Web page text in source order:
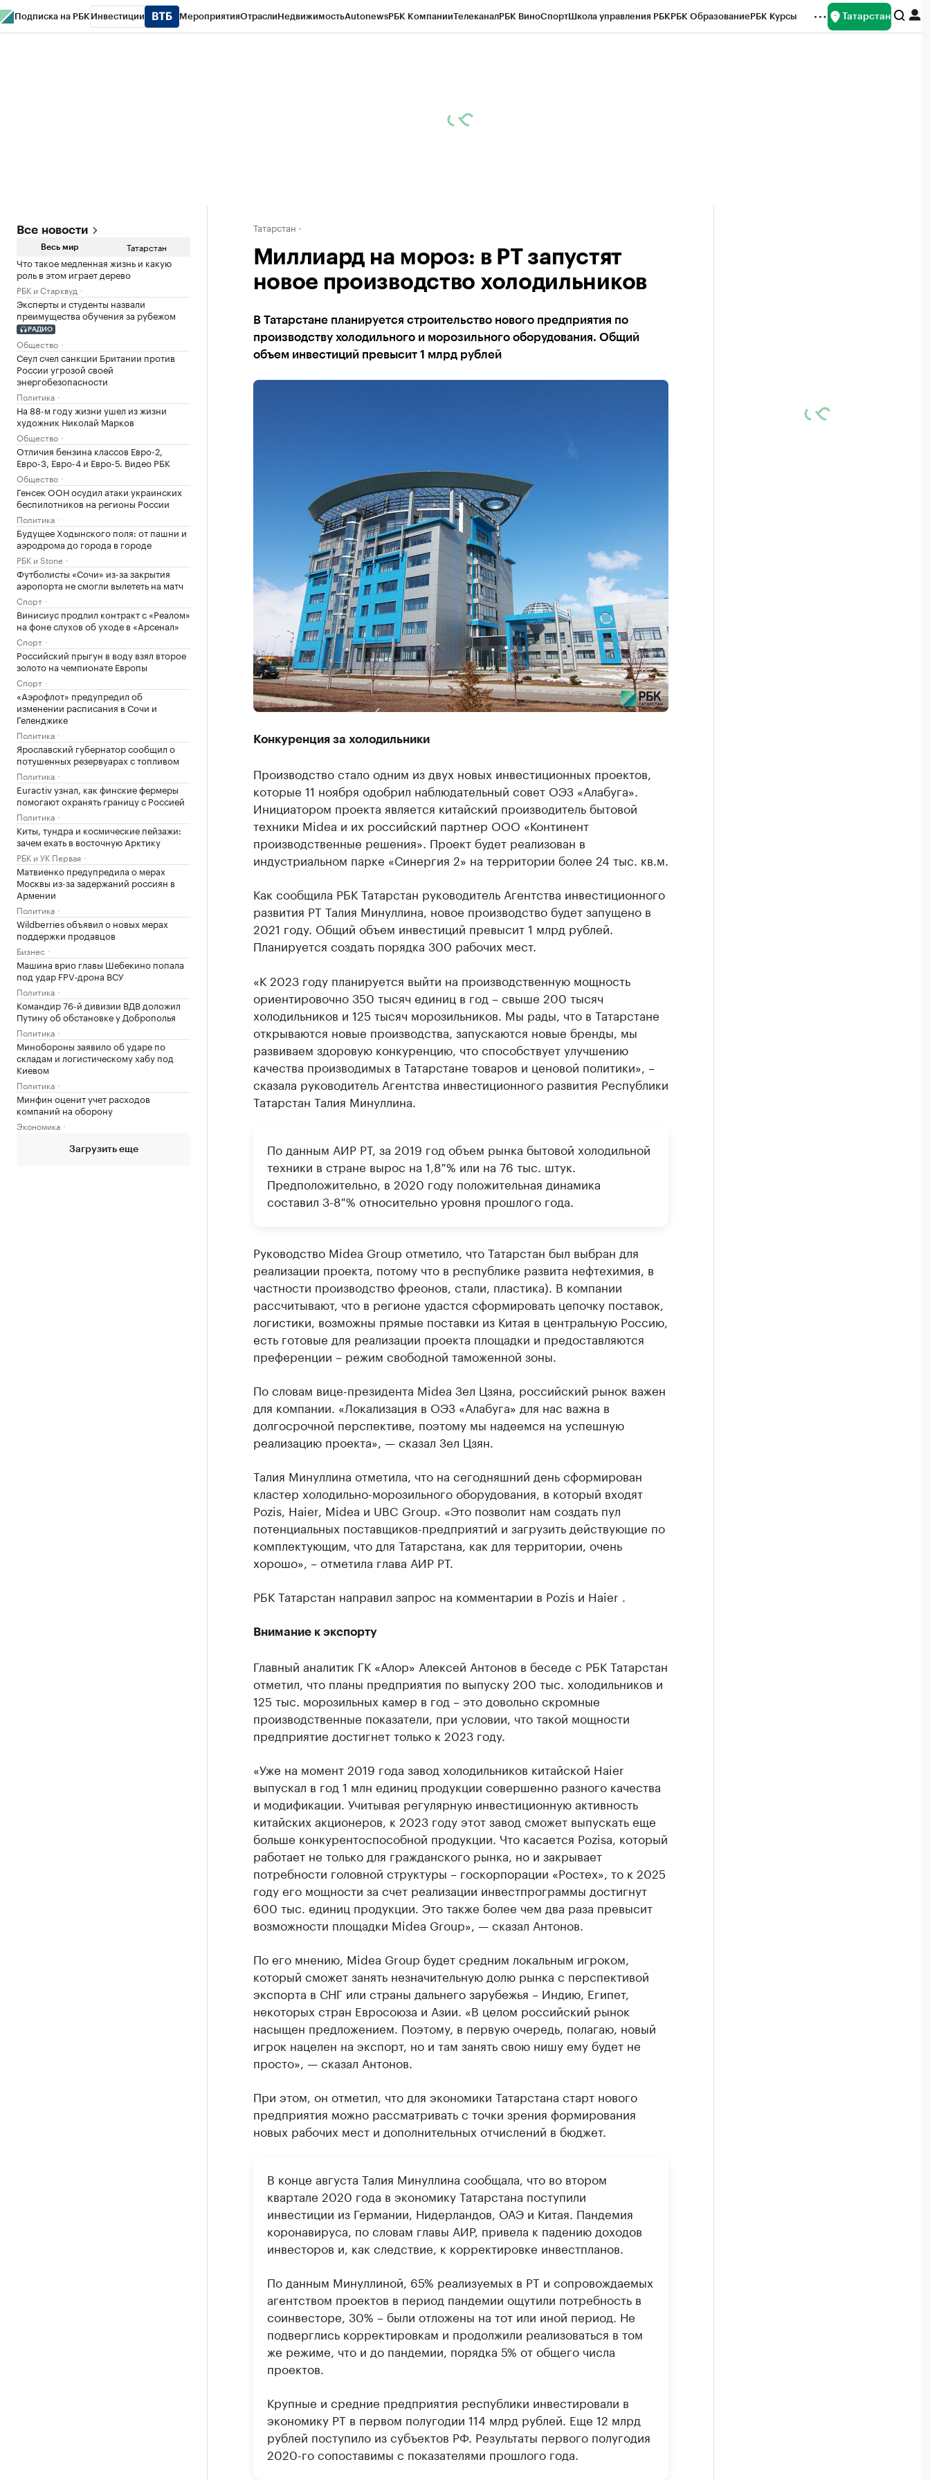
Подписка на РБК Инвестиции МероприятияОтраслиНедвижимостьAutonewsРБК КомпанииТелеканалРБК ВиноСпортШкола управления РБКРБК ОбразованиеРБК Курсы Татарстан
Все новости
Весь мир Татарстан
Что такое медленная жизнь и какую
роль в этом играет дерево
РБК и Старквуд
Эксперты и студенты назвали
преимущества обучения за рубежом
РАДИО
Общество
Сеул счел санкции Британии против
России угрозой своей
энергобезопасности
Политика
На 88-м году жизни ушел из жизни
художник Николай Марков
Общество
Отличия бензина классов Евро-2,
Евро-3, Евро-4 и Евро-5. Видео РБК
Общество
Генсек ООН осудил атаки украинских
беспилотников на регионы России
Политика
Будущее Ходынского поля: от пашни и
аэродрома до города в городе
РБК и Stone
Футболисты «Сочи» из-за закрытия
аэропорта не смогли вылететь на матч
Спорт
Винисиус продлил контракт с «Реалом»
на фоне слухов об уходе в «Арсенал»
Спорт
Российский прыгун в воду взял второе
золото на чемпионате Европы
Спорт
«Аэрофлот» предупредил об
изменении расписания в Сочи и
Геленджике
Политика
Ярославский губернатор сообщил о
потушенных резервуарах с топливом
Политика
Euractiv узнал, как финские фермеры
помогают охранять границу с Россией
Политика
Киты, тундра и космические пейзажи:
зачем ехать в восточную Арктику
РБК и УК Первая
Матвиенко предупредила о мерах
Москвы из-за задержаний россиян в
Армении
Политика
Wildberries объявил о новых мерах
поддержки продавцов
Бизнес
Машина врио главы Шебекино попала
под удар FPV‑дрона ВСУ
Политика
Командир 76-й дивизии ВДВ доложил
Путину об обстановке у Доброполья
Политика
Минобороны заявило об ударе по
складам и логистическому хабу под
Киевом
Политика
Минфин оценит учет расходов
компаний на оборону
Экономика
Загрузить еще
Татарстан
Миллиард на мороз: в РТ запустят
новое производство холодильников
В Татарстане планируется строительство нового предприятия по
производству холодильного и морозильного оборудования. Общий
объем инвестиций превысит 1 млрд рублей
Конкуренция за холодильники
Производство стало одним из двух новых инвестиционных проектов,
которые 11 ноября одобрил наблюдательный совет ОЭЗ «Алабуга».
Инициатором проекта является китайский производитель бытовой
техники Midea и их российский партнер ООО «Континент
производственные решения». Проект будет реализован в
индустриальном парке «Синергия 2» на территории более 24 тыс. кв.м.
Как сообщила РБК Татарстан руководитель Агентства инвестиционного
развития РТ Талия Минуллина, новое производство будет запущено в
2021 году. Общий объем инвестиций превысит 1 млрд рублей.
Планируется создать порядка 300 рабочих мест.
«К 2023 году планируется выйти на производственную мощность
ориентировочно 350 тысяч единиц в год – свыше 200 тысяч
холодильников и 125 тысяч морозильников. Мы рады, что в Татарстане
открываются новые производства, запускаются новые бренды, мы
развиваем здоровую конкуренцию, что способствует улучшению
качества производимых в Татарстане товаров и ценовой политики», –
сказала руководитель Агентства инвестиционного развития Республики
Татарстан Талия Минуллина.
По данным АИР РТ, за 2019 год объем рынка бытовой холодильной
техники в стране вырос на 1,8 % или на 76 тыс. штук.
Предположительно, в 2020 году положительная динамика
составил 3-8 % относительно уровня прошлого года.
Руководство Midea Group отметило, что Татарстан был выбран для
реализации проекта, потому что в республике развита нефтехимия, в
частности производство фреонов, стали, пластика). В компании
рассчитывают, что в регионе удастся сформировать цепочку поставок,
логистики, возможны прямые поставки из Китая в центральную Россию,
есть готовые для реализации проекта площадки и предоставляются
преференции – режим свободной таможенной зоны.
По словам вице-президента Midea Зел Цзяна, российский рынок важен
для компании. «Локализация в ОЭЗ «Алабуга» для нас важна в
долгосрочной перспективе, поэтому мы надеемся на успешную
реализацию проекта», — сказал Зел Цзян.
Талия Минуллина отметила, что на сегодняшний день сформирован
кластер холодильно-морозильного оборудования, в который входят
Pozis, Haier, Midea и UBC Group. «Это позволит нам создать пул
потенциальных поставщиков-предприятий и загрузить действующие по
комплектующим, что для Татарстана, как для территории, очень
хорошо», – отметила глава АИР РТ.
РБК Татарстан направил запрос на комментарии в Pozis и Haier .
Внимание к экспорту
Главный аналитик ГК «Алор» Алексей Антонов в беседе с РБК Татарстан
отметил, что планы предприятия по выпуску 200 тыс. холодильников и
125 тыс. морозильных камер в год – это довольно скромные
производственные показатели, при условии, что такой мощности
предприятие достигнет только к 2023 году.
«Уже на момент 2019 года завод холодильников китайской Haier
выпускал в год 1 млн единиц продукции совершенно разного качества
и модификации. Учитывая регулярную инвестиционную активность
китайских акционеров, к 2023 году этот завод сможет выпускать еще
больше конкурентоспособной продукции. Что касается Pozisa, который
работает не только для гражданского рынка, но и закрывает
потребности головной структуры – госкорпорации «Ростех», то к 2025
году его мощности за счет реализации инвестпрограммы достигнут
600 тыс. единиц продукции. Это также более чем два раза превысит
возможности площадки Midea Group», — сказал Антонов.
По его мнению, Midea Group будет средним локальным игроком,
который сможет занять незначительную долю рынка с перспективой
экспорта в СНГ или страны дальнего зарубежья – Индию, Египет,
некоторых стран Евросоюза и Азии. «В целом российский рынок
насыщен предложением. Поэтому, в первую очередь, полагаю, новый
игрок нацелен на экспорт, но и там занять свою нишу ему будет не
просто», — сказал Антонов.
При этом, он отметил, что для экономики Татарстана старт нового
предприятия можно рассматривать с точки зрения формирования
новых рабочих мест и дополнительных отчислений в бюджет.
В конце августа Талия Минуллина сообщала, что во втором
квартале 2020 года в экономику Татарстана поступили
инвестиции из Германии, Нидерландов, ОАЭ и Китая. Пандемия
коронавируса, по словам главы АИР, привела к падению доходов
инвесторов и, как следствие, к корректировке инвестпланов.
По данным Минуллиной, 65% реализуемых в РТ и сопровождаемых
агентством проектов в период пандемии ощутили потребность в
соинвесторе, 30% – были отложены на тот или иной период. Не
подверглись корректировкам и продолжили реализоваться в том
же режиме, что и до пандемии, порядка 5% от общего числа
проектов.
Крупные и средние предприятия республики инвестировали в
экономику РТ в первом полугодии 114 млрд рублей. Еще 12 млрд
рублей поступило из субъектов РФ. Результаты первого полугодия
2020-го сопоставимы с показателями прошлого года.